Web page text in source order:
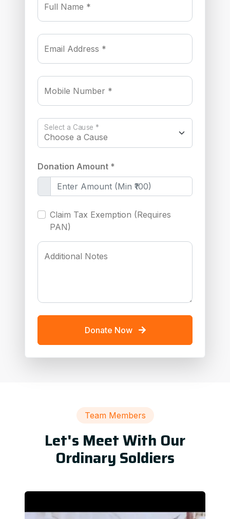
Full Name *
Email Address *
Mobile Number *
Select a Cause *
Donation Amount *
Claim Tax Exemption (Requires
PAN)
Additional Notes
Donate Now
Team Members
Let's Meet With Our
Ordinary Soldiers